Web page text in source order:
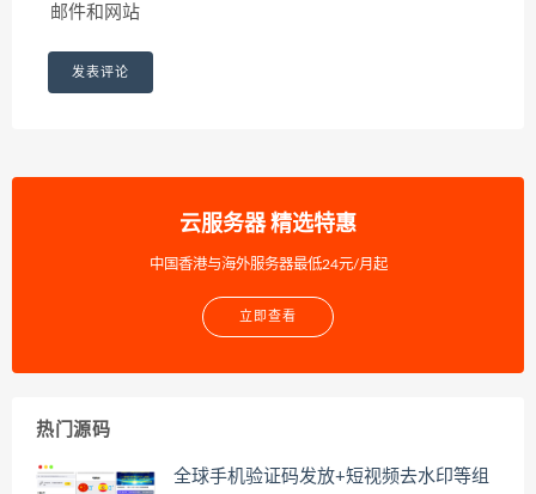
邮件和网站
云服务器 精选特惠
中国香港与海外服务器最低24元/月起
立即查看
热门源码
全球手机验证码发放+短视频去水印等组